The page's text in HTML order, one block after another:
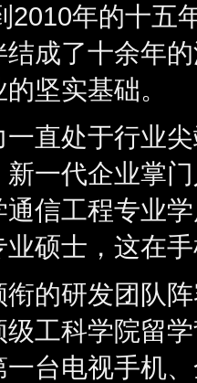
2010年的十五
成了十余年
坚实基础。
直处于行业
一代企业掌
信工程专业
硕士，这在
的研发团队
工科学院留
台电视手机